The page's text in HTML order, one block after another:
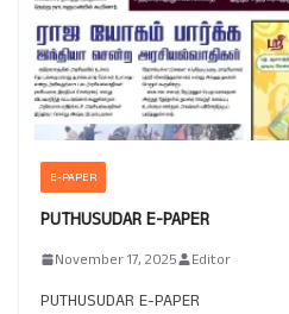
E-PAPER
PUTHUSUDAR E-PAPER
November 17, 2025 Editor
PUTHUSUDAR E-PAPER